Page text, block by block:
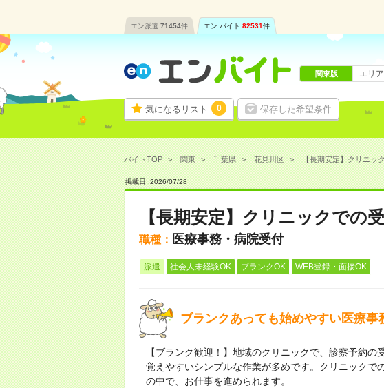
エン派遣 71454件 エン バイト 82531件
気になるリスト 0 保存した希望条件
関東版 エリ
バイトTOP 関東 千葉県 花見川区 【長期安定】クリニッ
掲載日 :2026/07/28
【長期安定】クリニックでの
職種： 医療事務・病院受付
派遣 社会人未経験OK ブランクOK WEB登録・面接OK
ブランクあっても始めやすい医療事
【ブランク歓迎！】地域のクリニックで、診察予約
覚えやすいシンプルな作業が多めです。クリニックで
の中で、お仕事を進められます。